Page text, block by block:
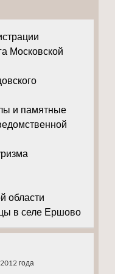
Московской
и памятные
области
в селе Ершово
года